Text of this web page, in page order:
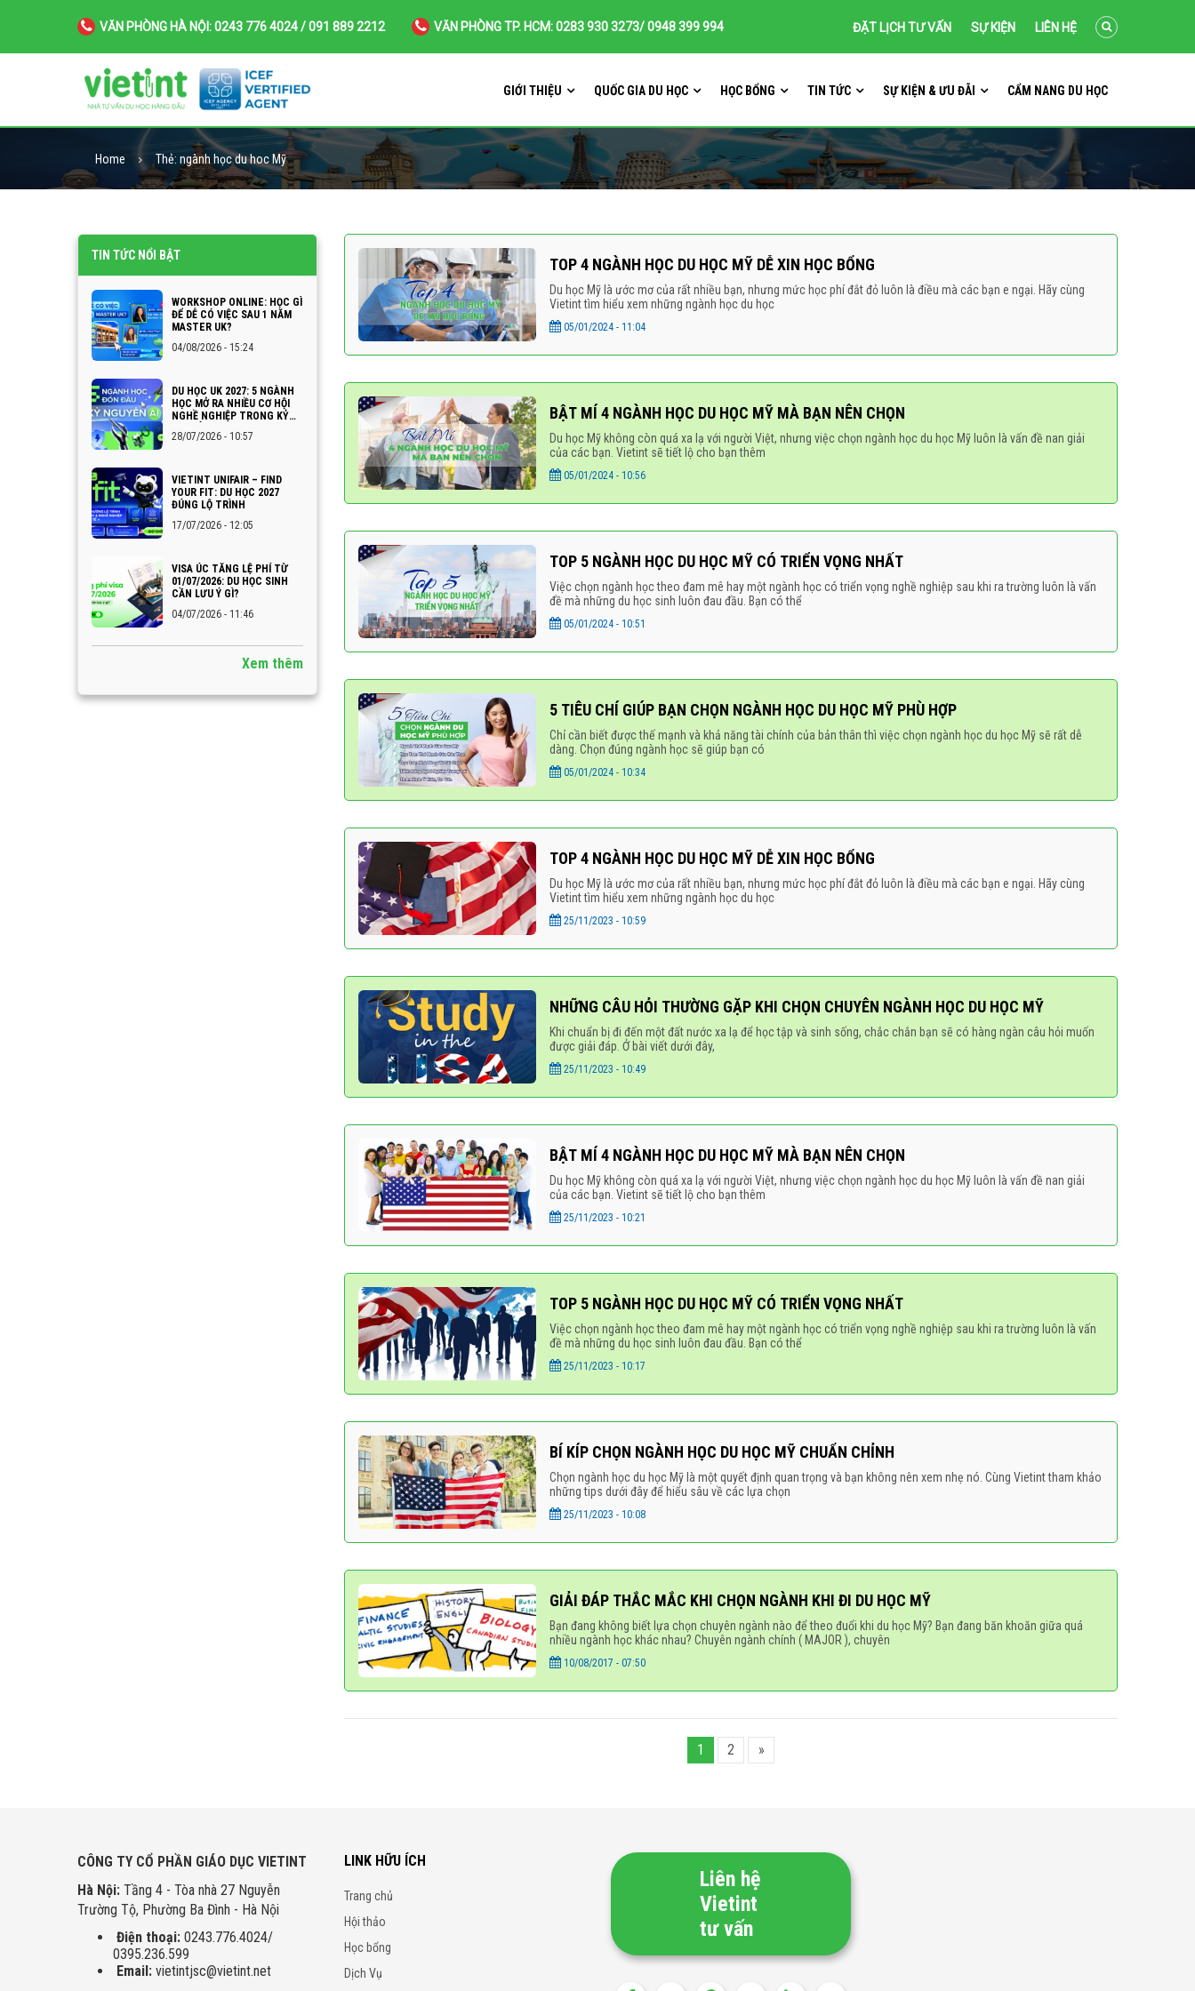
VĂN PHÒNG HÀ NỘI: 0243 776 4024 / 091 889 2212 VĂN PHÒNG TP. HCM: 0283 930 3273/ 0948 399 994 ĐẶT LỊCH TƯ VẤN SỰ KIỆN LIÊN HỆ
GIỚI THIỆU QUỐC GIA DU HỌC HỌC BỔNG TIN TỨC SỰ KIỆN & ƯU ĐÃI CẨM NANG DU HỌC
Home Thẻ: ngành học du hoc Mỹ
TIN TỨC NỔI BẬT
WORKSHOP ONLINE: HỌC GÌ
ĐỂ DỄ CÓ VIỆC SAU 1 NĂM
MASTER UK?
04/08/2026 - 15:24
DU HỌC UK 2027: 5 NGÀNH
HỌC MỞ RA NHIỀU CƠ HỘI
NGHỀ NGHIỆP TRONG KỶ
28/07/2026 - 10:57
VIETINT UNIFAIR – FIND
YOUR FIT: DU HỌC 2027
ĐÚNG LỘ TRÌNH
17/07/2026 - 12:05
VISA ÚC TĂNG LỆ PHÍ TỪ
01/07/2026: DU HỌC SINH
CẦN LƯU Ý GÌ?
04/07/2026 - 11:46
Xem thêm
TOP 4 NGÀNH HỌC DU HỌC MỸ DỄ XIN HỌC BỔNG
Du học Mỹ là ước mơ của rất nhiều bạn, nhưng mức học phí đắt đỏ luôn là điều mà các bạn e ngại. Hãy cùng
Vietint tìm hiểu xem những ngành học du học
05/01/2024 - 11:04
BẬT MÍ 4 NGÀNH HỌC DU HỌC MỸ MÀ BẠN NÊN CHỌN
Du học Mỹ không còn quá xa lạ với người Việt, nhưng việc chọn ngành học du học Mỹ luôn là vấn đề nan giải
của các bạn. Vietint sẽ tiết lộ cho bạn thêm
05/01/2024 - 10:56
TOP 5 NGÀNH HỌC DU HỌC MỸ CÓ TRIỂN VỌNG NHẤT
Việc chọn ngành học theo đam mê hay một ngành học có triển vọng nghề nghiệp sau khi ra trường luôn là vấn
đề mà những du học sinh luôn đau đầu. Bạn có thể
05/01/2024 - 10:51
5 TIÊU CHÍ GIÚP BẠN CHỌN NGÀNH HỌC DU HỌC MỸ PHÙ HỢP
Chỉ cần biết được thế mạnh và khả năng tài chính của bản thân thì việc chọn ngành học du học Mỹ sẽ rất dễ
dàng. Chọn đúng ngành học sẽ giúp bạn có
05/01/2024 - 10:34
TOP 4 NGÀNH HỌC DU HỌC MỸ DỄ XIN HỌC BỔNG
Du học Mỹ là ước mơ của rất nhiều bạn, nhưng mức học phí đắt đỏ luôn là điều mà các bạn e ngại. Hãy cùng
Vietint tìm hiểu xem những ngành học du học
25/11/2023 - 10:59
NHỮNG CÂU HỎI THƯỜNG GẶP KHI CHỌN CHUYÊN NGÀNH HỌC DU HỌC MỸ
Khi chuẩn bị đi đến một đất nước xa lạ để học tập và sinh sống, chắc chắn bạn sẽ có hàng ngàn câu hỏi muốn
được giải đáp. Ở bài viết dưới đây,
25/11/2023 - 10:49
BẬT MÍ 4 NGÀNH HỌC DU HỌC MỸ MÀ BẠN NÊN CHỌN
Du học Mỹ không còn quá xa lạ với người Việt, nhưng việc chọn ngành học du học Mỹ luôn là vấn đề nan giải
của các bạn. Vietint sẽ tiết lộ cho bạn thêm
25/11/2023 - 10:21
TOP 5 NGÀNH HỌC DU HỌC MỸ CÓ TRIỂN VỌNG NHẤT
Việc chọn ngành học theo đam mê hay một ngành học có triển vọng nghề nghiệp sau khi ra trường luôn là vấn
đề mà những du học sinh luôn đau đầu. Bạn có thể
25/11/2023 - 10:17
BÍ KÍP CHỌN NGÀNH HỌC DU HỌC MỸ CHUẨN CHỈNH
Chọn ngành học du học Mỹ là một quyết định quan trọng và bạn không nên xem nhẹ nó. Cùng Vietint tham khảo
những tips dưới đây để hiểu sâu về các lựa chọn
25/11/2023 - 10:08
GIẢI ĐÁP THẮC MẮC KHI CHỌN NGÀNH KHI ĐI DU HỌC MỸ
Bạn đang không biết lựa chọn chuyên ngành nào để theo đuổi khi du học Mỹ? Bạn đang băn khoăn giữa quá
nhiều ngành học khác nhau? Chuyên ngành chính ( MAJOR ), chuyên
10/08/2017 - 07:50
1 2 »
CÔNG TY CỔ PHẦN GIÁO DỤC VIETINT
Hà Nội: Tầng 4 - Tòa nhà 27 Nguyễn
Trường Tộ, Phường Ba Đình - Hà Nội
Điện thoại: 0243.776.4024/
0395.236.599
Email: vietintjsc@vietint.net
LINK HỮU ÍCH
Trang chủ
Hội thảo
Học bổng
Dịch Vụ
Liên hệ
Vietint
tư vấn